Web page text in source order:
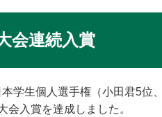
会連続入賞
学生個人選手権（小田君5位
会入賞を達成しました。